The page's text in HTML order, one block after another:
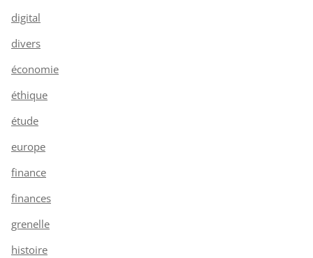
digital
divers
économie
éthique
étude
europe
finance
finances
grenelle
histoire